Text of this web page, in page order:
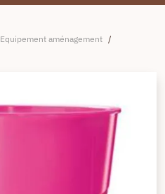
Equipement aménagement /